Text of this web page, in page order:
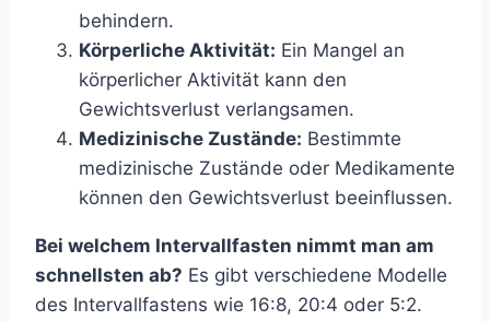
behindern.
Körperliche Aktivität: Ein Mangel an
körperlicher Aktivität kann den
Gewichtsverlust verlangsamen.
Medizinische Zustände: Bestimmte
medizinische Zustände oder Medikamente
können den Gewichtsverlust beeinflussen.
Bei welchem Intervallfasten nimmt man am
schnellsten ab? Es gibt verschiedene Modelle
des Intervallfastens wie 16:8, 20:4 oder 5:2.